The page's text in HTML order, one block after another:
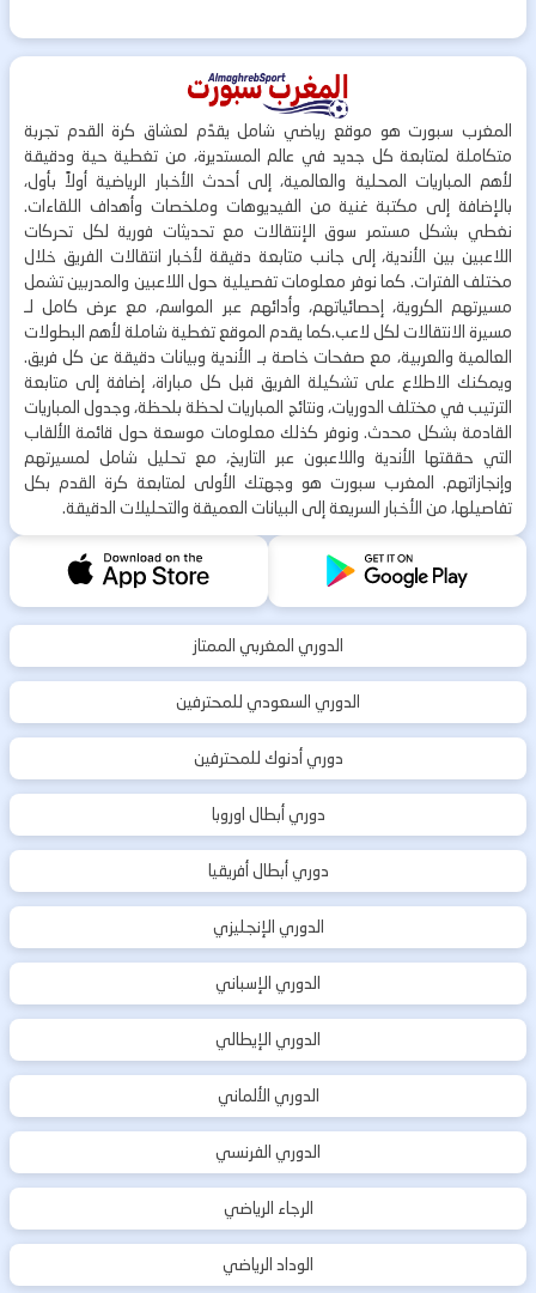
المغرب سبورت هو موقع رياضي شامل يقدّم لعشاق كرة القدم تجربة
متكاملة لمتابعة كل جديد في عالم المستديرة، من تغطية حية ودقيقة
لأهم المباريات المحلية والعالمية، إلى أحدث الأخبار الرياضية أولاً بأول،
بالإضافة إلى مكتبة غنية من الفيديوهات وملخصات وأهداف اللقاءات.
نغطي بشكل مستمر سوق الإنتقالات مع تحديثات فورية لكل تحركات
اللاعبين بين الأندية، إلى جانب متابعة دقيقة لأخبار انتقالات الفريق خلال
مختلف الفترات. كما نوفر معلومات تفصيلية حول اللاعبين والمدربين تشمل
مسيرتهم الكروية، إحصائياتهم، وأدائهم عبر المواسم، مع عرض كامل لـ
مسيرة الانتقالات لكل لاعب.كما يقدم الموقع تغطية شاملة لأهم البطولات
العالمية والعربية، مع صفحات خاصة بـ الأندية وبيانات دقيقة عن كل فريق.
ويمكنك الاطلاع على تشكيلة الفريق قبل كل مباراة، إضافة إلى متابعة
الترتيب في مختلف الدوريات، ونتائج المباريات لحظة بلحظة، وجدول المباريات
القادمة بشكل محدث. ونوفر كذلك معلومات موسعة حول قائمة الألقاب
التي حققتها الأندية واللاعبون عبر التاريخ، مع تحليل شامل لمسيرتهم
وإنجازاتهم. المغرب سبورت هو وجهتك الأولى لمتابعة كرة القدم بكل
تفاصيلها، من الأخبار السريعة إلى البيانات العميقة والتحليلات الدقيقة.
الدوري المغربي الممتاز
الدوري السعودي للمحترفين
دوري أدنوك للمحترفين
دوري أبطال اوروبا
دوري أبطال أفريقيا
الدوري الإنجليزي
الدوري الإسباني
الدوري الإيطالي
الدوري الألماني
الدوري الفرنسي
الرجاء الرياضي
الوداد الرياضي